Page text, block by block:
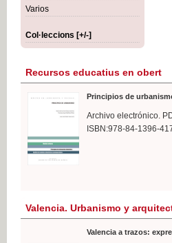
Varios
Col·leccions [+/-]
Recursos educatius en obert
Principios de
Archivo electrónico.
ISBN:978-84-1396-
Valencia. Urbanismo y
Valencia a trazos: